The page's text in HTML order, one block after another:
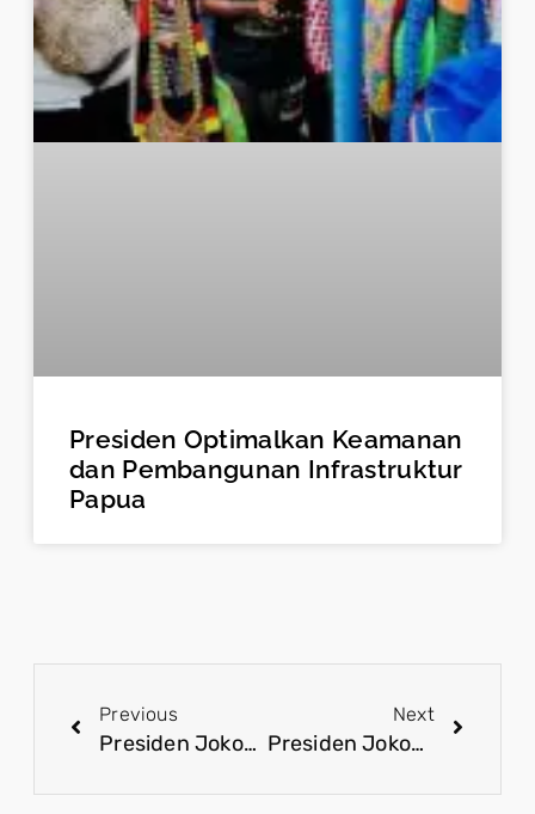
Presiden Optimalkan Keamanan
dan Pembangunan Infrastruktur
Papua
Previous
Presiden Jokowi Sukses Wujudkan Indonesia sebagai Kekuatan Ekonomi Global
Next
Presiden Jokowi Akan Resmikan Amanah, Harapan Baru Bagi Generasi Unggul Aceh